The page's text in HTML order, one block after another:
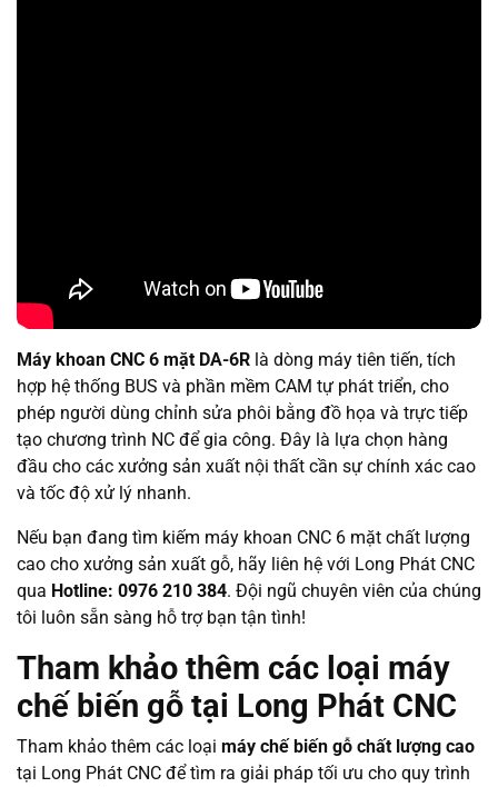
Máy khoan CNC 6 mặt DA-6R là dòng máy tiên tiến, tích
hợp hệ thống BUS và phần mềm CAM tự phát triển, cho
phép người dùng chỉnh sửa phôi bằng đồ họa và trực tiếp
tạo chương trình NC để gia công. Đây là lựa chọn hàng
đầu cho các xưởng sản xuất nội thất cần sự chính xác cao
và tốc độ xử lý nhanh.
Nếu bạn đang tìm kiếm máy khoan CNC 6 mặt chất lượng
cao cho xưởng sản xuất gỗ, hãy liên hệ với Long Phát CNC
qua Hotline: 0976 210 384. Đội ngũ chuyên viên của chúng
tôi luôn sẵn sàng hỗ trợ bạn tận tình!
Tham khảo thêm các loại máy
chế biến gỗ tại Long Phát CNC
Tham khảo thêm các loại máy chế biến gỗ chất lượng cao
tại Long Phát CNC để tìm ra giải pháp tối ưu cho quy trình